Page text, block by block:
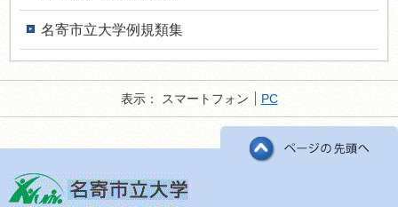
名寄市立大学例規類集
表示： スマートフォン PC